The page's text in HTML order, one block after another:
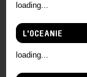
loading...
L'OCEANIE
loading...